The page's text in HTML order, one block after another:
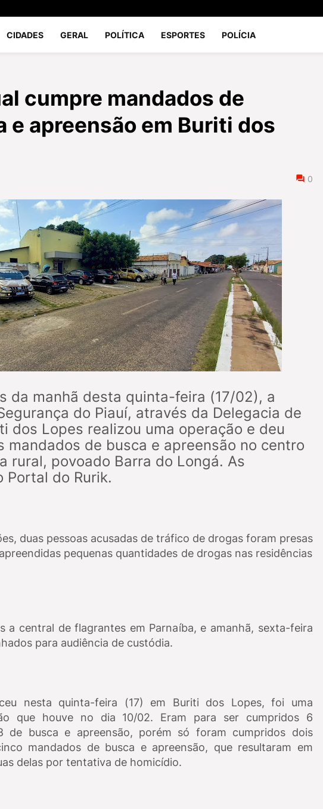
CIDADES GERAL POLÍTICA ESPORTES POLÍCIA
cumpre mandados de
e apreensão em Buriti dos
0
da manhã desta quinta-feira (17/02), a
do Piauí, através da Delegacia de
dos Lopes realizou uma operação e deu
mandados de busca e apreensão no centro
rural, povoado Barra do Longá. As
Portal do Rurik.
duas pessoas acusadas de tráfico de drogas foram presas
pequenas quantidades de drogas nas residências
a central de flagrantes em Parnaíba, e amanhã, sexta-feira
para audiência de custódia.
nesta quinta-feira (17) em Buriti dos Lopes, foi uma
que houve no dia 10/02. Eram para ser cumpridos 6
de busca e apreensão, porém só foram cumpridos dois
mandados de busca e apreensão, que resultaram em
delas por tentativa de homicídio.